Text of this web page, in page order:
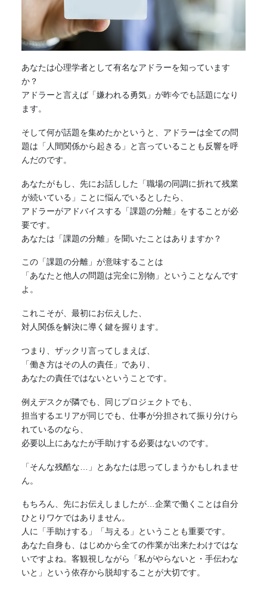
あなたは心理学者として有名なアドラーを知っています
か？
アドラーと言えば「嫌われる勇気」が昨今でも話題になり
ます。
そして何が話題を集めたかというと、アドラーは全ての問
題は「人間関係から起きる」と言っていることも反響を呼
んだのです。
あなたがもし、先にお話しした「職場の同調に折れて残業
が続いている」ことに悩んでいるとしたら、
アドラーがアドバイスする「課題の分離」をすることが必
要です。
あなたは「課題の分離」を聞いたことはありますか？
この「課題の分離」が意味することは
「あなたと他人の問題は完全に別物」ということなんです
よ。
これこそが、最初にお伝えした、
対人関係を解決に導く鍵を握ります。
つまり、ザックリ言ってしまえば、
「働き方はその人の責任」であり、
あなたの責任ではないということです。
例えデスクが隣でも、同じプロジェクトでも、
担当するエリアが同じでも、仕事が分担されて振り分けら
れているのなら、
必要以上にあなたが手助けする必要はないのです。
「そんな残酷な…」とあなたは思ってしまうかもしれませ
ん。
もちろん、先にお伝えしましたが…企業で働くことは自分
ひとりワケではありません。
人に「手助けする」「与える」ということも重要です。
あなた自身も、はじめから全ての作業が出来たわけではな
いですよね。客観視しながら「私がやらないと・手伝わな
いと」という依存から脱却することが大切です。